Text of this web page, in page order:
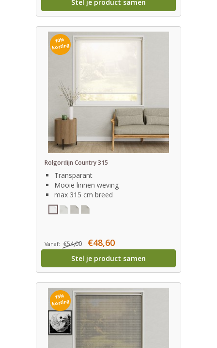
Stel je product samen
10%
korting
Rolgordijn Country 315
Transparant
Mooie linnen weving
max 315 cm breed
Vanaf: €54,00 €48,60
Stel je product samen
15%
korting